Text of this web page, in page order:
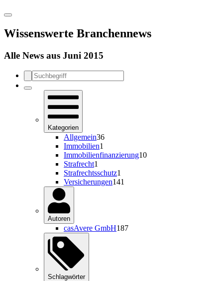
Wissenswerte Branchennews
Alle News aus Juni 2015
Kategorien
Allgemein36
Immobilien1
Immobilienfinanzierung10
Strafrecht1
Strafrechtsschutz1
Versicherungen141
Autoren
casAvere GmbH187
Schlagwörter